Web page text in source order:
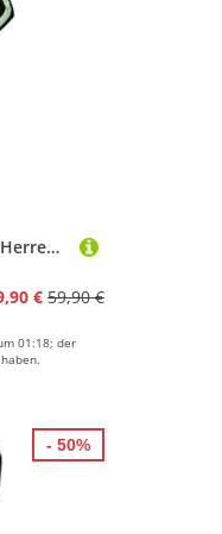
L.gonline Freizeitanzug Herren Jogginganzug zweifarbig sportlich mit Streifen, 526 (Kapuzenjacke mit Reißverschluss, Hose, 2-tlg), Fitness Freizeit Casual
€ 59,90 €
01:18; der
- 50%